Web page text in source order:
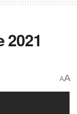
2021
AA